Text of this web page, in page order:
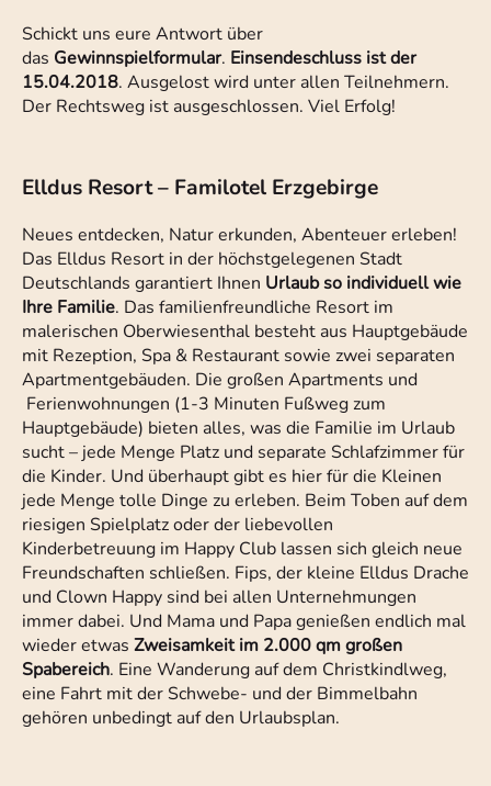
Schickt uns eure Antwort über
das Gewinnspielformular. Einsendeschluss ist der
15.04.2018. Ausgelost wird unter allen Teilnehmern.
Der Rechtsweg ist ausgeschlossen. Viel Erfolg!
Elldus Resort – Familotel Erzgebirge
Neues entdecken, Natur erkunden, Abenteuer erleben!
Das Elldus Resort in der höchstgelegenen Stadt
Deutschlands garantiert Ihnen Urlaub so individuell wie
Ihre Familie. Das familienfreundliche Resort im
malerischen Oberwiesenthal besteht aus Hauptgebäude
mit Rezeption, Spa & Restaurant sowie zwei separaten
Apartmentgebäuden. Die großen Apartments und
Ferienwohnungen (1-3 Minuten Fußweg zum
Hauptgebäude) bieten alles, was die Familie im Urlaub
sucht – jede Menge Platz und separate Schlafzimmer für
die Kinder. Und überhaupt gibt es hier für die Kleinen
jede Menge tolle Dinge zu erleben. Beim Toben auf dem
riesigen Spielplatz oder der liebevollen
Kinderbetreuung im Happy Club lassen sich gleich neue
Freundschaften schließen. Fips, der kleine Elldus Drache
und Clown Happy sind bei allen Unternehmungen
immer dabei. Und Mama und Papa genießen endlich mal
wieder etwas Zweisamkeit im 2.000 qm großen
Spabereich. Eine Wanderung auf dem Christkindlweg,
eine Fahrt mit der Schwebe- und der Bimmelbahn
gehören unbedingt auf den Urlaubsplan.